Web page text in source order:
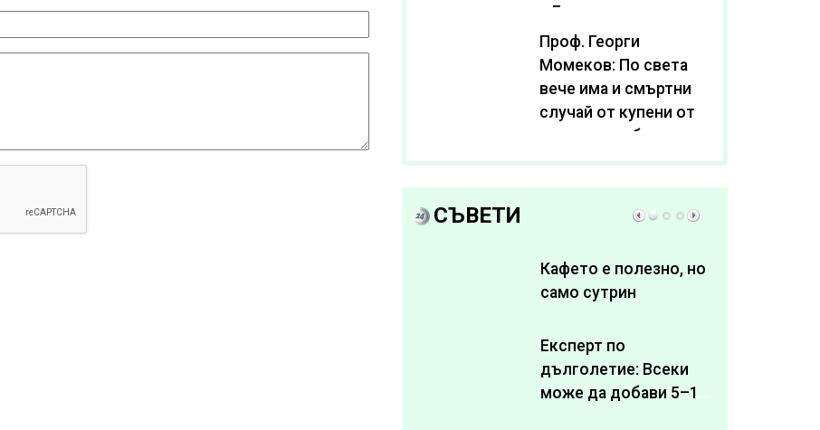
в България
Проф. Георги
Момеков: По света
вече има и смъртни
случай от купени от
интернет субстанции
за отслабване
СЪВЕТИ
Кафето е полезно, но
само сутрин
Експерт по
дълголетие: Всеки
може да добави 5–10